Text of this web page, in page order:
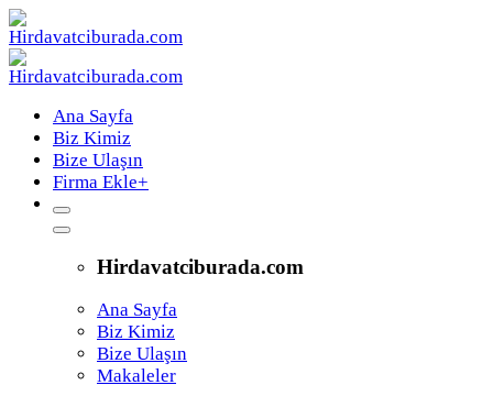
Ana Sayfa
Biz Kimiz
Bize Ulaşın
Firma Ekle+
Hirdavatciburada.com
Ana Sayfa
Biz Kimiz
Bize Ulaşın
Makaleler